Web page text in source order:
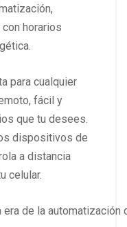
horarios
para cualquier
fácil y
que tu desees.
dispositivos de
a distancia
celular.